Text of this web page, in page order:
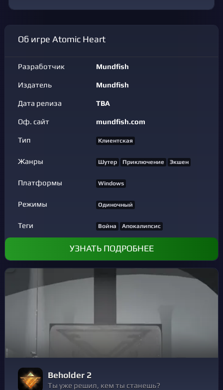
Об игре Atomic Heart
Разработчик Mundfish
Издатель Mundfish
Дата релиза TBA
Оф. сайт mundfish.com
Тип Клиентская
Жанры Шутер Приключение Экшен
Платформы Windows
Режимы Одиночный
Теги Война Апокалипсис
УЗНАТЬ ПОДРОБНЕЕ
Beholder 2
Ты уже решил, кем ты станешь?